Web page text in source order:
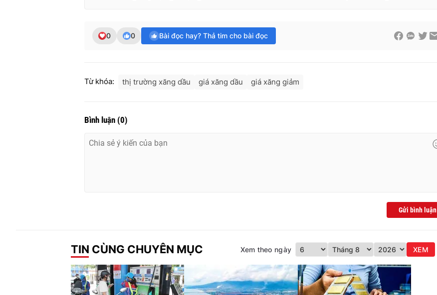
0 0 Bài đọc hay? Thả tim cho bài đọc
Từ khóa: thị trường xăng dầu giá xăng dầu giá xăng giảm
Bình luận (0)
Gửi bình luận
TIN CÙNG CHUYÊN MỤC Xem theo ngày XEM